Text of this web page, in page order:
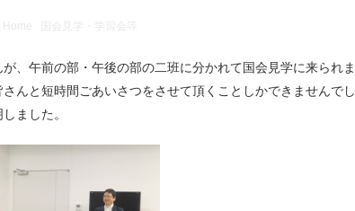
Home 国会見学・学習会等
、午前の部・午後の部の二班に分かれて国会見学に来られま
んと短時間ごあいさつをさせて頂くことしかできませんでし
ました。